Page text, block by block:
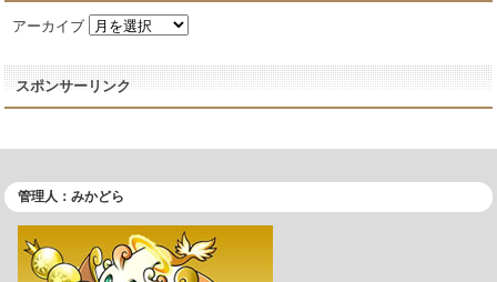
アーカイブ
スポンサーリンク
管理人：みかどら